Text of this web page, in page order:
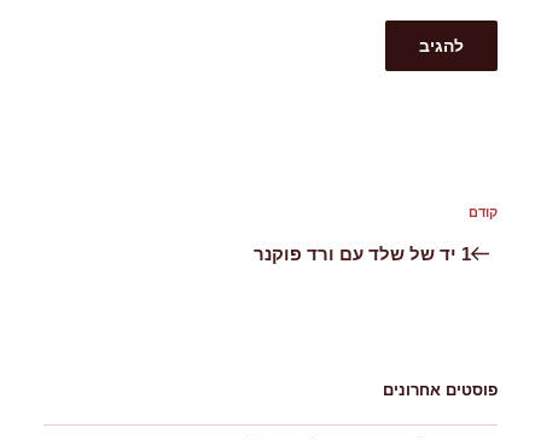
הפוסט
הקודם
קודם
1 יד של שלד עם ורד פוקנר
פוסטים אחרונים